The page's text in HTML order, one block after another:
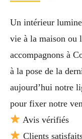
Un intérieur
vie à la maison ou
accompagnons à
à la pose de la
aujourd’hui notre
pour fixer notre
Avis vérifiés
Clients